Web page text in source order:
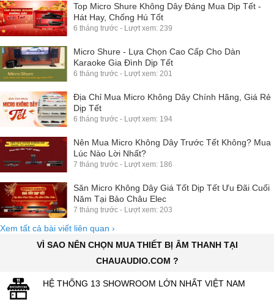
Top Micro Shure Không Dây Đáng Mua Dịp Tết -
Hát Hay, Chống Hú Tốt
6 tháng trước - Lượt xem: 239
Micro Shure - Lựa Chọn Cao Cấp Cho Dàn
Karaoke Gia Đình Dịp Tết
6 tháng trước - Lượt xem: 201
Địa Chỉ Mua Micro Không Dây Chính Hãng, Giá Rẻ
Dịp Tết
6 tháng trước - Lượt xem: 194
Nên Mua Micro Không Dây Trước Tết Không? Mua
Lúc Nào Lời Nhất?
7 tháng trước - Lượt xem: 186
Săn Micro Không Dây Giá Tốt Dịp Tết Ưu Đãi Cuối
Năm Tại Bảo Châu Elec
7 tháng trước - Lượt xem: 203
Xem tất cả bài viết liên quan ›
VÌ SAO NÊN CHỌN MUA THIẾT BỊ ÂM THANH TẠI
CHAUAUDIO.COM ?
HỆ THỐNG 13 SHOWROOM LỚN NHẤT VIỆT NAM